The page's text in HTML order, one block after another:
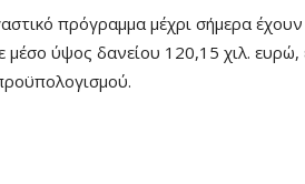
πρόγραμμα μέχρι σήμερα
μέσο ύψος δανείου 120,15 χιλ.